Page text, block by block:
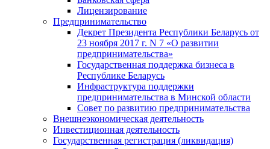
Лицензирование
Предпринимательство
Декрет Президента Республики Беларусь от
23 ноября 2017 г. N 7 «О развитии
предпринимательства»
Государственная поддержка бизнеса в
Республике Беларусь
Инфраструктура поддержки
предпринимательства в Минской области
Совет по развитию предпринимательства
Внешнеэкономическая деятельность
Инвестиционная деятельность
Государственная регистрация (ликвидация)